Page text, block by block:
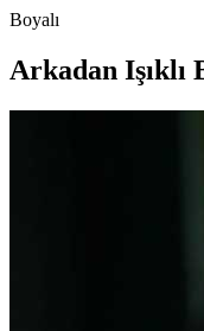
Boyalı
Arkadan Işıklı